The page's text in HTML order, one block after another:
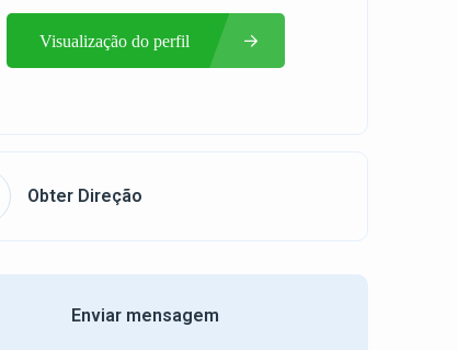
Visualização do perfil
Obter Direção
Enviar mensagem